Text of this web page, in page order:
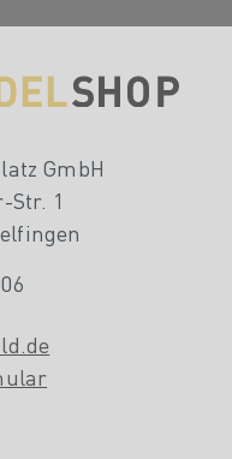
GmbH
Str. 1